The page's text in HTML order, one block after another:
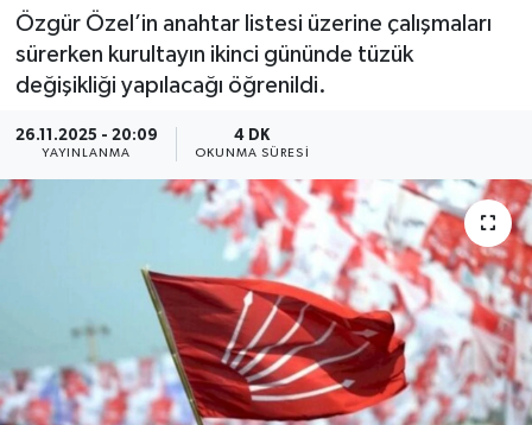
Özgür Özel’in anahtar listesi üzerine çalışmaları
sürerken kurultayın ikinci gününde tüzük
değişikliği yapılacağı öğrenildi.
26.11.2025 - 20:09
YAYINLANMA
4 DK
OKUNMA SÜRESI